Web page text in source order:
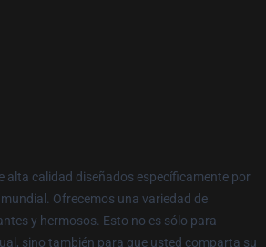
alta calidad diseñados específicamente por
Ofrecemos una variedad de
y hermosos. Esto no es sólo para
sino también para que usted comparta su